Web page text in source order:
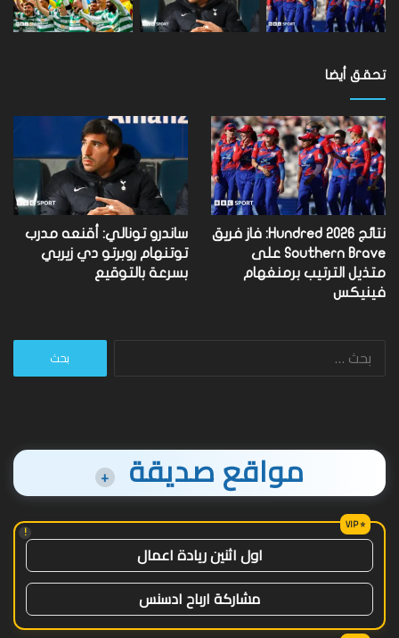
تحقق أيضا
نتائج Hundred 2026: فاز فريق
Southern Brave على
متذيل الترتيب برمنغهام
فينيكس
ساندرو تونالي: أقنعه مدرب
توتنهام روبرتو دي زيربي
بسرعة بالتوقيع
البحث
مواقع صديقة +
!
اول اثنين ريادة اعمال
مشاركة ارباح ادسنس